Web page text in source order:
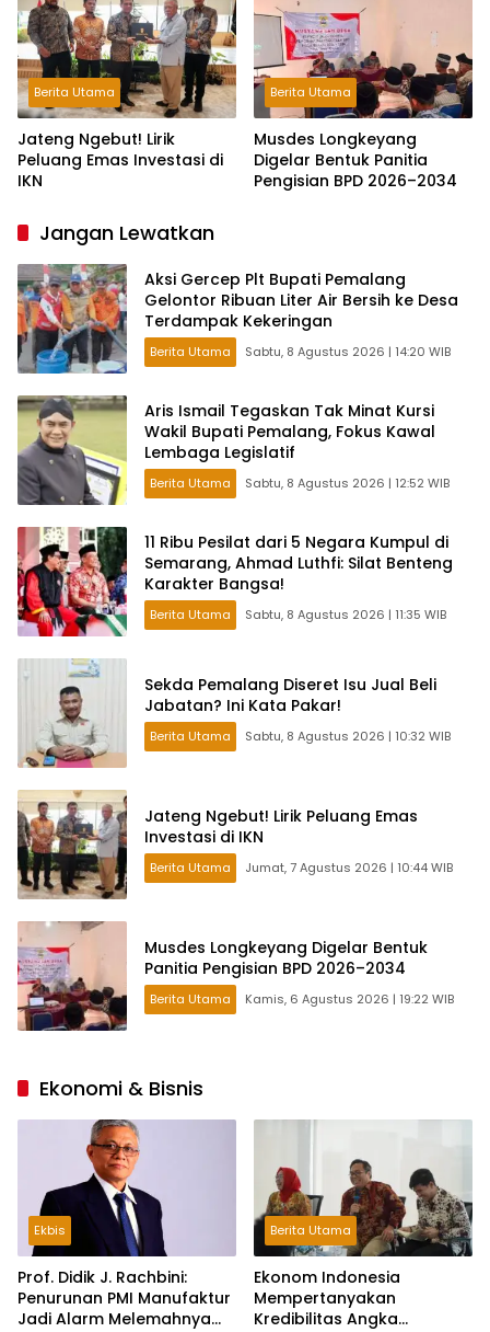
Berita Utama
Jateng Ngebut! Lirik
Peluang Emas Investasi di
IKN
Berita Utama
Musdes Longkeyang
Digelar Bentuk Panitia
Pengisian BPD 2026–2034
Jangan Lewatkan
Aksi Gercep Plt Bupati Pemalang
Gelontor Ribuan Liter Air Bersih ke Desa
Terdampak Kekeringan
Berita Utama Sabtu, 8 Agustus 2026 | 14:20 WIB
Aris Ismail Tegaskan Tak Minat Kursi
Wakil Bupati Pemalang, Fokus Kawal
Lembaga Legislatif
Berita Utama Sabtu, 8 Agustus 2026 | 12:52 WIB
11 Ribu Pesilat dari 5 Negara Kumpul di
Semarang, Ahmad Luthfi: Silat Benteng
Karakter Bangsa!
Berita Utama Sabtu, 8 Agustus 2026 | 11:35 WIB
Sekda Pemalang Diseret Isu Jual Beli
Jabatan? Ini Kata Pakar!
Berita Utama Sabtu, 8 Agustus 2026 | 10:32 WIB
Jateng Ngebut! Lirik Peluang Emas
Investasi di IKN
Berita Utama Jumat, 7 Agustus 2026 | 10:44 WIB
Musdes Longkeyang Digelar Bentuk
Panitia Pengisian BPD 2026–2034
Berita Utama Kamis, 6 Agustus 2026 | 19:22 WIB
Ekonomi & Bisnis
Ekbis
Prof. Didik J. Rachbini:
Penurunan PMI Manufaktur
Jadi Alarm Melemahnya
Berita Utama
Ekonom Indonesia
Mempertanyakan
Kredibilitas Angka